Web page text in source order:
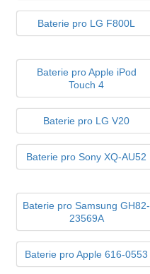
Baterie pro LG F800L
Baterie pro Apple iPod
Touch 4
Baterie pro LG V20
Baterie pro Sony XQ-AU52
Baterie pro Samsung GH82-
23569A
Baterie pro Apple 616-0553